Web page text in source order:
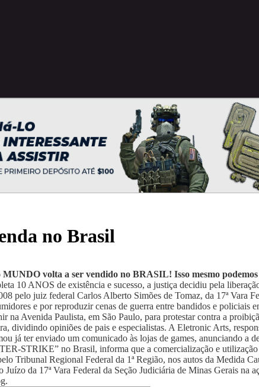
no Brasil
volta a ser vendido no BRASIL! Isso mesmo
10 ANOS de existência e sucesso, a justiça decidiu pela
pelo juiz federal Carlos Alberto Simões de Tomaz, da 17ª Vara
e por reproduzir cenas de guerra entre bandidos e policiais
na Avenida Paulista, em São Paulo, para protestar contra a
dividindo opiniões de pais e especialistas. A Eletronic Arts,
já ter enviado um comunicado às lojas de games, anunciando a
STRIKE” no Brasil, informa que a comercialização e
Tribunal Regional Federal da 1ª Região, nos autos da Medida
da 17ª Vara Federal da Seção Judiciária de Minas Gerais na